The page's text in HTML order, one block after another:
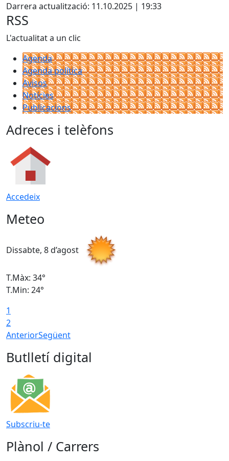
Darrera actualització: 11.10.2025 | 19:33
RSS
L'actualitat a un clic
Agenda
Agenda política
Avisos
Notícies
Publicacions
Adreces i telèfons
Accedeix
Meteo
Dissabte, 8 d’agost
T.Màx: 34°
T.Min: 24°
1
2
AnteriorSegüent
Butlletí digital
Subscriu-te
Plànol / Carrers